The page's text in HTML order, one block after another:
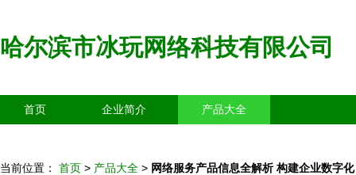
哈尔滨市冰玩网络科技有限公司
首页 企业简介 产品大全
当前位置： 首页 > 产品大全 > 网络服务产品信息全解析 构建企业数字化